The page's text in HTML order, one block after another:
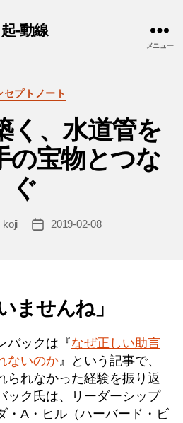
起-動線
メニュー
カ
ゴ
リ
ー
セプトノート
く、水道管を
の宝物とつな
ぐ
koji
投
2019-02-08
ませんね」
バックは『なぜ正しい助言
ないのか 』という記事で、
られなかった経験を振り返
ック氏は、リーダーシップ
・A・ヒル（ハーバード・ビ